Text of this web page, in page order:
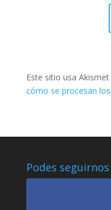
Este sitio usa
cómo se procesan
Podes